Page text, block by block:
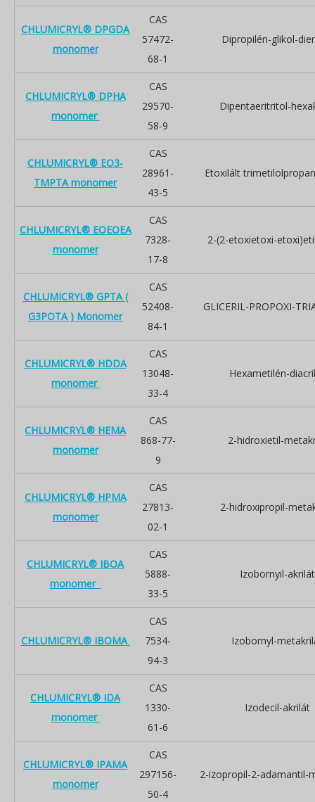
CHLUMICRYL® DPGDA
monomer
CAS
57472-
68-1
Dipropilén-glikol-
CHLUMICRYL® DPHA
monomer
CAS
29570-
58-9
Dipentaeritritol-
CHLUMICRYL® EO3-
TMPTA monomer
CAS
28961-
43-5
Etoxilált
CHLUMICRYL® EOEOEA
monomer
CAS
7328-
17-8
2-(2-etoxietoxi-
CHLUMICRYL® GPTA (
G3POTA ) Monomer
CAS
52408-
84-1
GLICERIL-PROPOXI-
CHLUMICRYL® HDDA
monomer
CAS
13048-
33-4
Hexametilén-
CHLUMICRYL® HEMA
monomer
CAS
868-77-
9
2-hidroxietil-
CHLUMICRYL® HPMA
monomer
CAS
27813-
02-1
2-hidroxipropil-
CHLUMICRYL® IBOA
monomer
CAS
5888-
33-5
Izobornyil-akrilát
CHLUMICRYL® IBOMA
CAS
7534-
94-3
Izobornyl-
CHLUMICRYL® IDA
monomer
CAS
1330-
61-6
Izodecil-akrilát
CHLUMICRYL® IPAMA
monomer
CAS
297156-
50-4
2-izopropil-2-adamantil-